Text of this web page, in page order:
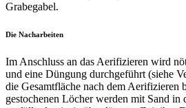
Grabegabel.
Die Nacharbeiten
Im Anschluss an das Aerifizieren wird
und eine Düngung durchgeführt (siehe
die Gesamtfläche nach dem Aerifizieren
gestochenen Löcher werden mit Sand